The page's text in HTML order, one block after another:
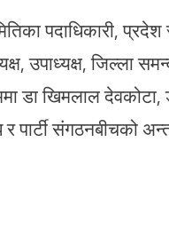
पदाधिकारी,
उपाध्यक्ष, जिल्ला
खिमलाल देवकोटा,
संगठनबीचको